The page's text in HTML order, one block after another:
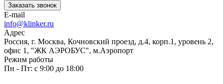
Заказать звонок
E-mail
info@klinker.ru
Адрес
Россия, г. Москва, Кочновский проезд, д.4, корп.1, уровень 2,
офис 1, "ЖК АЭРОБУС", м.Аэропорт
Режим работы
Пн - Пт: с 9:00 до 18:00